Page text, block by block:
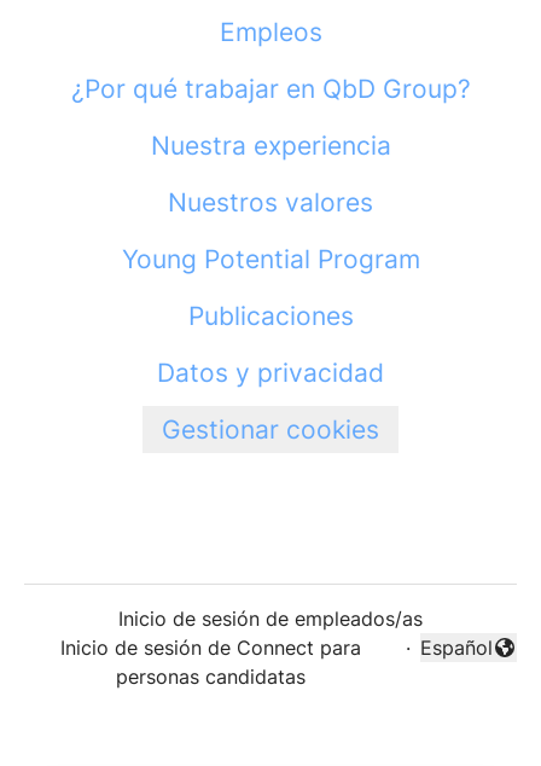
Empleos
¿Por qué trabajar en QbD Group?
Nuestra experiencia
Nuestros valores
Young Potential Program
Publicaciones
Datos y privacidad
Gestionar cookies
Inicio de sesión de empleados/as
Inicio de sesión de Connect para
personas candidatas
·
Cambiar
Español